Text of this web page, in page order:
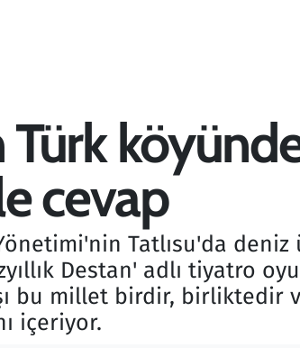
cevap
Tatlısu'da
Destan' adlı tiyatro
bu millet birdir, birliktedir
içeriyor.